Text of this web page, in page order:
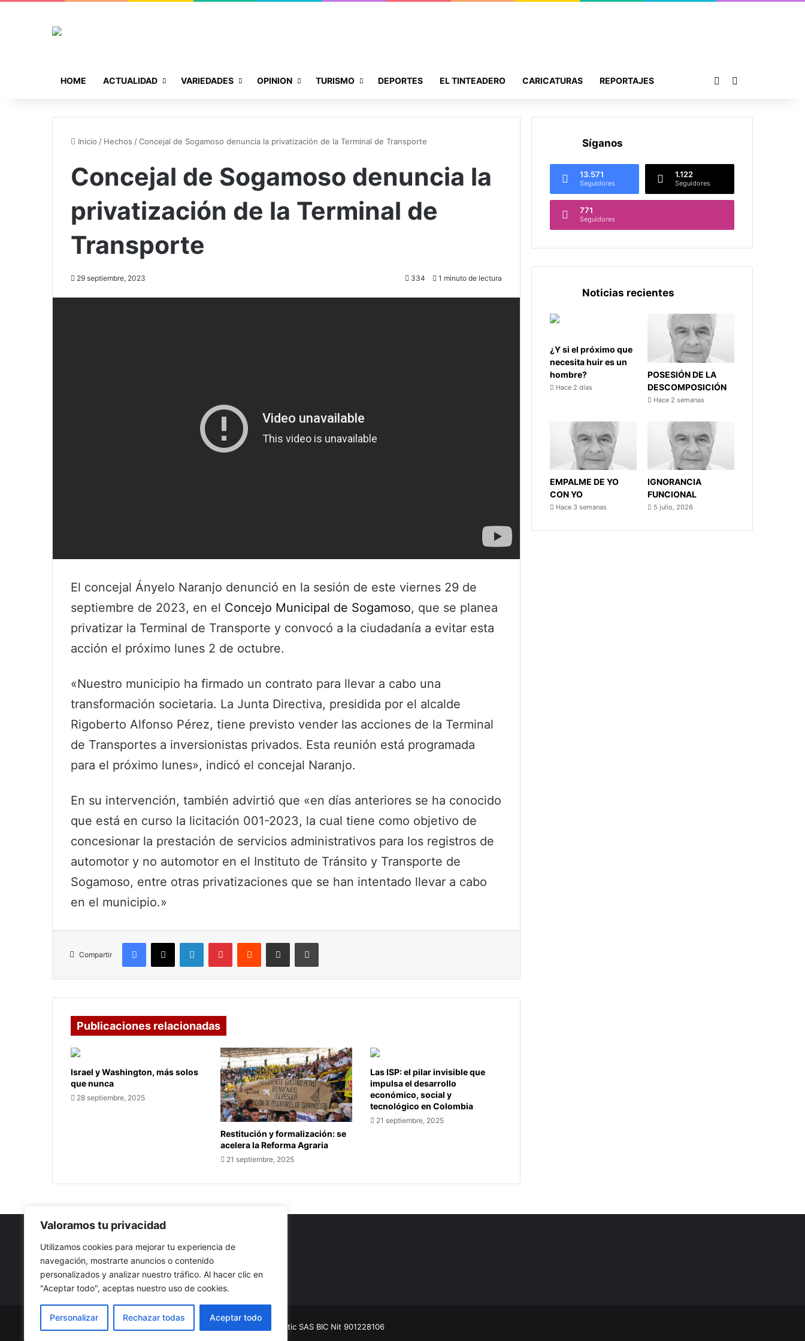
Valoramos tu privacidad
Utilizamos cookies para mejorar tu experiencia de
navegación, mostrarte anuncios o contenido
personalizados y analizar nuestro tráfico. Al hacer clic en
"Aceptar todo", aceptas nuestro uso de cookies.
Personalizar Rechazar todas Aceptar todo
HOME ACTUALIDAD VARIEDADES OPINION TURISMO DEPORTES EL TINTEADERO CARICATURAS REPORTAJES Publicación al azar
Inicio / Hechos /Concejal de Sogamoso denuncia la privatización de la Terminal de Transporte
Concejal de Sogamoso denuncia la
privatización de la Terminal de
Transporte
29 septiembre, 2023 334 1 minuto de lectura
El concejal Ányelo Naranjo denunció en la sesión de este viernes 29 de
septiembre de 2023, en el Concejo Municipal de Sogamoso, que se planea
privatizar la Terminal de Transporte y convocó a la ciudadanía a evitar esta
acción el próximo lunes 2 de octubre.
«Nuestro municipio ha firmado un contrato para llevar a cabo una
transformación societaria. La Junta Directiva, presidida por el alcalde
Rigoberto Alfonso Pérez, tiene previsto vender las acciones de la Terminal
de Transportes a inversionistas privados. Esta reunión está programada
para el próximo lunes», indicó el concejal Naranjo.
En su intervención, también advirtió que «en días anteriores se ha conocido
que está en curso la licitación 001-2023, la cual tiene como objetivo de
concesionar la prestación de servicios administrativos para los registros de
automotor y no automotor en el Instituto de Tránsito y Transporte de
Sogamoso, entre otras privatizaciones que se han intentado llevar a cabo
en el municipio.»
Compartir
Facebook
X LinkedInPinterestReddit Compartir por correo electrónicoImprimir
Publicaciones relacionadas
Israel y Washington, más solos
que nunca
28 septiembre, 2025
Restitución y formalización: se
acelera la Reforma Agraria
21 septiembre, 2025
Las ISP: el pilar invisible que
impulsa el desarrollo
económico, social y
tecnológico en Colombia
21 septiembre, 2025
Síganos
13.571
Seguidores
1.122
Seguidores
771
Seguidores
Noticias recientes
¿Y si el próximo que
necesita huir es un
hombre?
Hace 2 días
POSESIÓN DE LA
DESCOMPOSICIÓN
Hace 2 semanas
EMPALME DE YO
CON YO
Hace 3 semanas
IGNORANCIA
FUNCIONAL
5 julio, 2026
Nuestro propósito: Compartir opinión, actualidad y noticias
con la mejor calidad y sin censura.
Comunitic SAS BIC Nit 901228106